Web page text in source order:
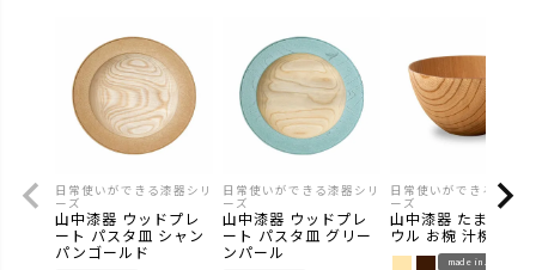
日常使いができる漆器シリ
ーズ
山中漆器 ウッドプレ
ート パスタ皿 シャン
パンゴールド
日常使いができる漆器シリ
ーズ
山中漆器 ウッドプレ
ート パスタ皿 グリー
ンパール
日常使いができる漆器
ーズ
山中漆器 たまゆらボ
ウル お椀 汁椀
made in JAPAN